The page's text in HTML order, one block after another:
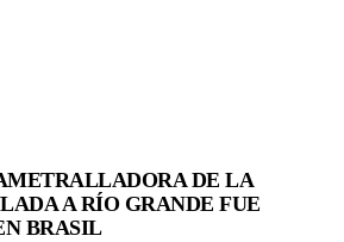
DE LA
A RÍO GRANDE FUE
BRASIL